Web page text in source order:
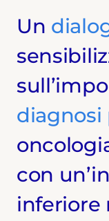
Un
diagnosi
con
inferiore